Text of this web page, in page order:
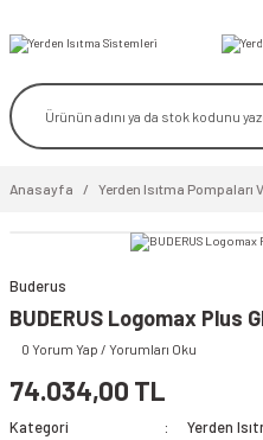
Anasayfa Yerden Isıtma Pompaları
Buderus
BUDERUS Logomax Plus
0 Yorum Yap / Yorumları Oku
74.034,00 TL
Kategori Yerden